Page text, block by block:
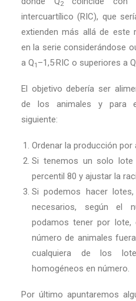
2
intercuartílico (RIC), que
extienden más allá de este
en la serie considerándose
a Q1 –1,5·RIC o superiores a Q
El objetivo debería ser
de los animales y para
siguiente:
Ordenar la producción
Si tenemos un solo lote
percentil 80 y ajustar la
Si podemos hacer
necesarios, según el
podamos tener por
número de animales
cualquiera de los
homogéneos en número.
Por último apuntaremos